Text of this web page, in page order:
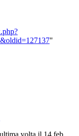
"
volta il 14 feb